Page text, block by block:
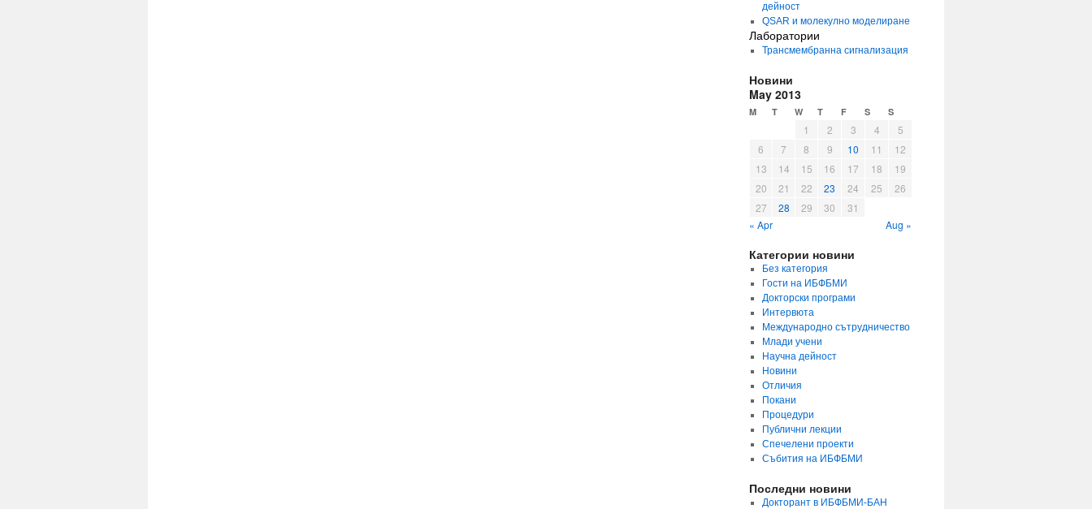
дейност
QSAR и молекулно моделиране
Лаборатории
Трансмембранна сигнализация
Новини
May 2013
M T W T F S S
« Apr Aug »
1 2 3 4
5
6
7 8 9 10 11
12
13
14 15 16 17 18
19
20
21 22 23 24 25
26
27
28 29 30 31
Категории новини
Без категория
Гости на ИБФБМИ
Докторски програми
Интервюта
Международно сътрудничество
Млади учени
Научна дейност
Новини
Отличия
Покани
Процедури
Публични лекции
Спечелени проекти
Събития на ИБФБМИ
Последни новини
Докторант в ИБФБМИ-БАН